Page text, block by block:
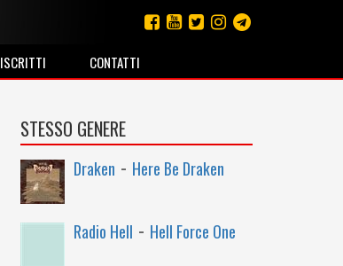
ISCRITTI CONTATTI
STESSO GENERE
Draken - Here Be Draken
Radio Hell - Hell Force One